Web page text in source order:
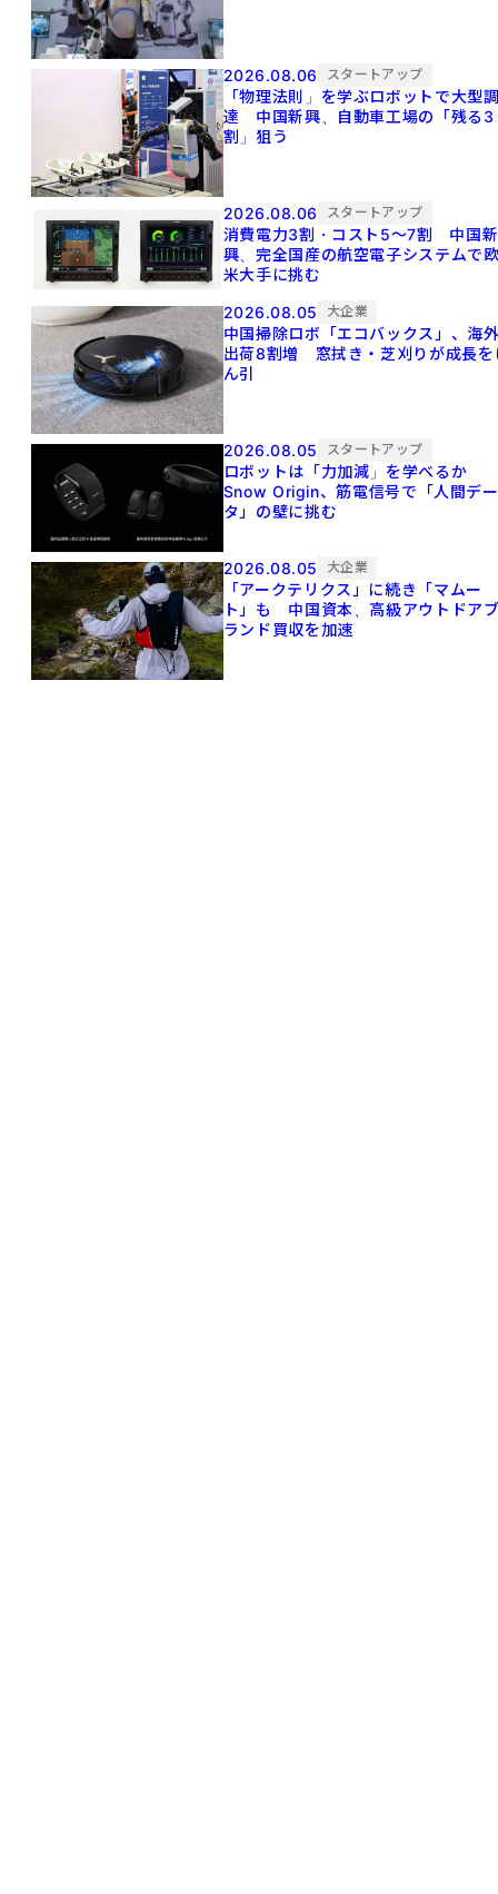
2026.08.06 スタートアップ
「物理法則」を学ぶロボットで大型
達 中国新興、自動車工場の「残る3
割」狙う
2026.08.06 スタートアップ
消費電力3割・コスト5〜7割 中国新
興、完全国産の航空電子システムで
米大手に挑む
2026.08.05
大企業
中国掃除ロボ「エコバックス」、海
出荷8割増 窓拭き・芝刈りが成長を
ん引
2026.08.05 スタートアップ
ロボットは「力加減」を学べるか
Snow Origin、筋電信号で「人間デー
タ」の壁に挑む
2026.08.05 大企業
「アークテリクス」に続き「マムー
ト」も 中国資本、高級アウトドア
ランド買収を加速